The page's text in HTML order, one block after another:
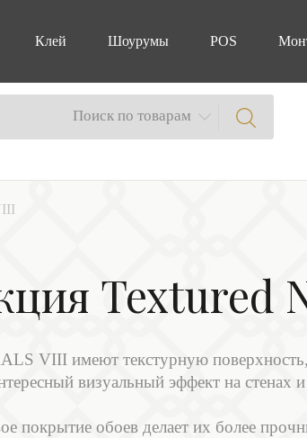
Клей
Шоурумы POS
Поиск по товарам
Textured
VIII имеют текстурную
визуальный эффект на стенах
покрытие обоев делает их более